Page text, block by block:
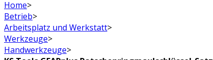
Home>
Betrieb>
Arbeitsplatz und Werkstatt>
Werkzeuge>
Handwerkzeuge>